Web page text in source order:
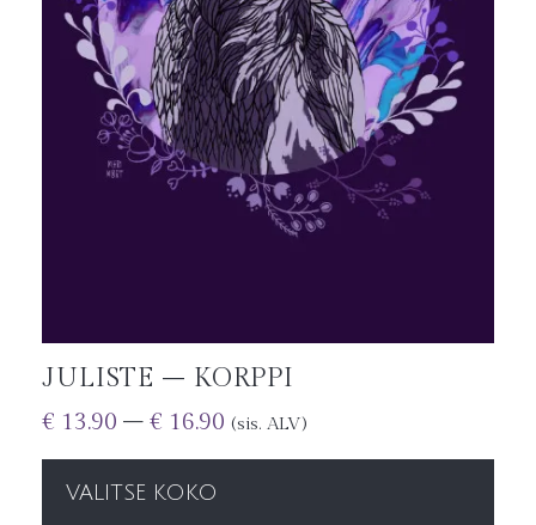
JULISTE – KORPPI
€ 13.90 – € 16.90 (sis. ALV)
VALITSE KOKO